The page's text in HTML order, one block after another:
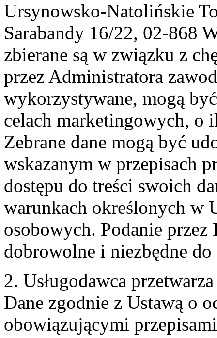
Ursynowsko-Natolińskie
Sarabandy 16/22, 02-868
zbierane są w związku z
przez Administratora
wykorzystywane, mogą
celach marketingowych, o
Zebrane dane mogą być
wskazanym w przepisach
dostępu do treści swoich
warunkach określonych w
osobowych. Podanie przez
dobrowolne i niezbędne
2. Usługodawca
Dane zgodnie z Ustawą o
obowiązującymi